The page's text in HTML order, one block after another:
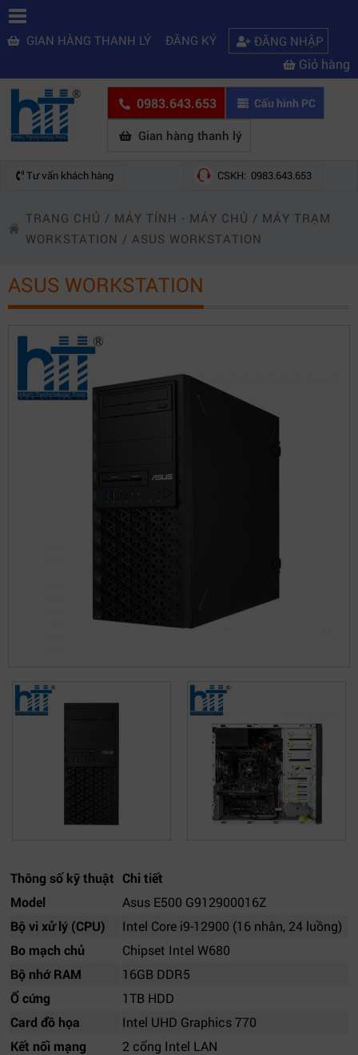
GIAN HÀNG THANH LÝ ĐĂNG KÝ ĐĂNG NHẬP
Giỏ hàng
0983.643.653 Cấu hình PC
Gian hàng thanh lý
Tư vấn khách hàng CSKH: 0983.643.653
TRANG CHỦ / MÁY TÍNH - MÁY CHỦ / MÁY TRẠM
WORKSTATION / ASUS WORKSTATION
ASUS WORKSTATION
Thông số kỹ thuật Chi tiết
Model
Asus E500 G912900016Z
Bộ vi xử lý (CPU)
Intel Core i9-12900 (16 nhân, 24 luồng)
Bo mạch chủ
Chipset Intel W680
Bộ nhớ RAM
16GB DDR5
Ổ cứng
1TB HDD
Card đồ họa
Intel UHD Graphics 770
Kết nối mạng
2 cổng Intel LAN